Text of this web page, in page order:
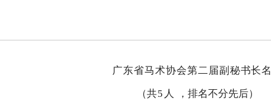
广东省马术协会第二届副秘书长
（共5 人 ，排名不分先后）